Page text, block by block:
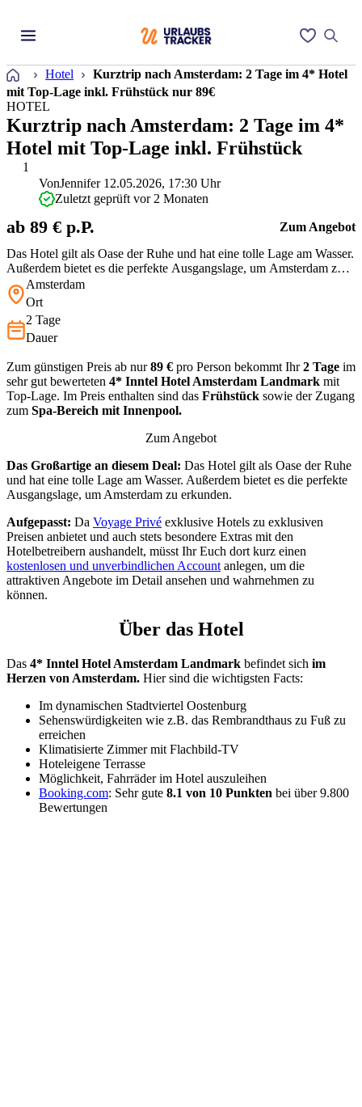
Startseite
Hotel
Kurztrip nach Amsterdam: 2 Tage im 4* Hotel
mit Top-Lage inkl. Frühstück nur 89€
1
HOTEL
Kurztrip nach Amsterdam: 2 Tage im 4*
Hotel mit Top-Lage inkl. Frühstück
Das Hotel gilt als Oase der Ruhe und hat eine tolle Lage am Wasser.
Außerdem bietet es die perfekte Ausgangslage, um Amsterdam zu
erkunden.
VonJennifer 12.05.2026, 17:30 Uhr
Zuletzt geprüft vor 2 Monaten
ab 89 € p.P. Zum Angebot
Amsterdam
Ort
2 Tage
Dauer
Zum günstigen Preis ab nur89 € pro Person bekommt Ihr2 Tage im
sehr gut bewerteten 4* Inntel Hotel Amsterdam Landmark mit
Top-Lage. Im Preis enthalten sind das Frühstück sowie der Zugang
zum Spa-Bereich mit Innenpool.
Zum Angebot
Das Großartige an diesem Deal: Das Hotel gilt als Oase der Ruhe
und hat eine tolle Lage am Wasser. Außerdem bietet es die perfekte
Ausgangslage, um Amsterdam zu erkunden.
Aufgepasst: Da Voyage Privé exklusive Hotels zu exklusiven
Preisen anbietet und auch stets besondere Extras mit den
Hotelbetreibern aushandelt, müsst Ihr Euch dort kurz einen
kostenlosen und unverbindlichen Account anlegen, um die
attraktiven Angebote im Detail ansehen und wahrnehmen zu
können.
Über das Hotel
Das 4* Inntel Hotel Amsterdam Landmark befindet sich im
Herzen von Amsterdam. Hier sind die wichtigsten Facts:
Im dynamischen Stadtviertel Oostenburg
Sehenswürdigkeiten wie z.B. das Rembrandthaus zu Fuß zu
erreichen
Klimatisierte Zimmer mit Flachbild-TV
Hoteleigene Terrasse
Möglichkeit, Fahrräder im Hotel auszuleihen
Booking.com: Sehr gute 8.1 von 10 Punkten bei über 9.800
Bewertungen